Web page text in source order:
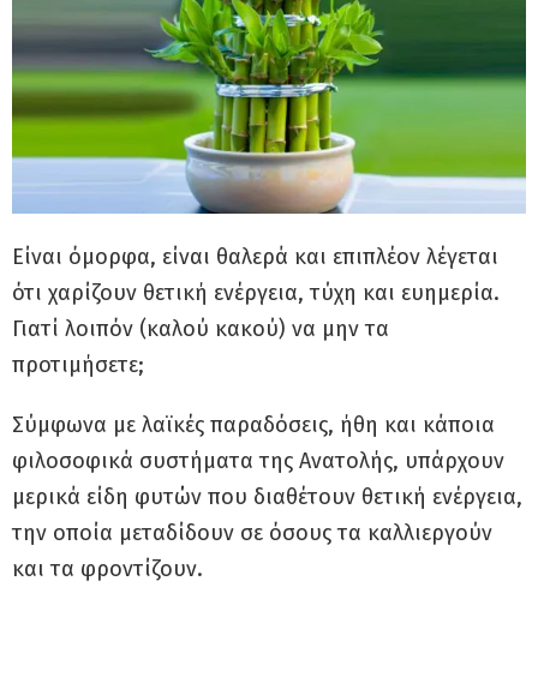
Είναι όμορφα, είναι θαλερά και επιπλέον λέγεται
ότι χαρίζουν θετική ενέργεια, τύχη και ευημερία.
Γιατί λοιπόν (καλού κακού) να μην τα
προτιμήσετε;
Σύμφωνα με λαϊκές παραδόσεις, ήθη και κάποια
φιλοσοφικά συστήματα της Ανατολής, υπάρχουν
μερικά είδη φυτών που διαθέτουν θετική ενέργεια,
την οποία μεταδίδουν σε όσους τα καλλιεργούν
και τα φροντίζουν.